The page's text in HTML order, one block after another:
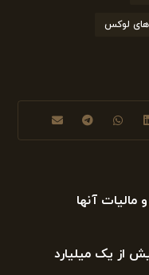
لوکس
مالیات آنها
از یک میلیارد